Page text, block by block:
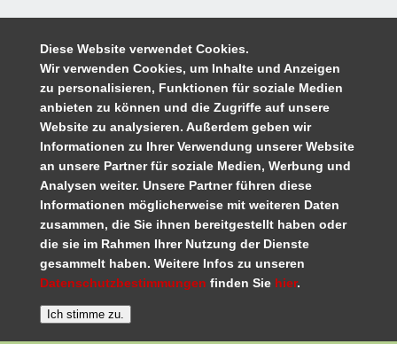
Diese Website verwendet Cookies.
Wir verwenden Cookies, um Inhalte und Anzeigen
zu personalisieren, Funktionen für soziale Medien
anbieten zu können und die Zugriffe auf unsere
Website zu analysieren. Außerdem geben wir
Informationen zu Ihrer Verwendung unserer Website
an unsere Partner für soziale Medien, Werbung und
Analysen weiter. Unsere Partner führen diese
Informationen möglicherweise mit weiteren Daten
zusammen, die Sie ihnen bereitgestellt haben oder
die sie im Rahmen Ihrer Nutzung der Dienste
gesammelt haben. Weitere Infos zu unseren
Datenschutzbestimmungen finden Sie hier.